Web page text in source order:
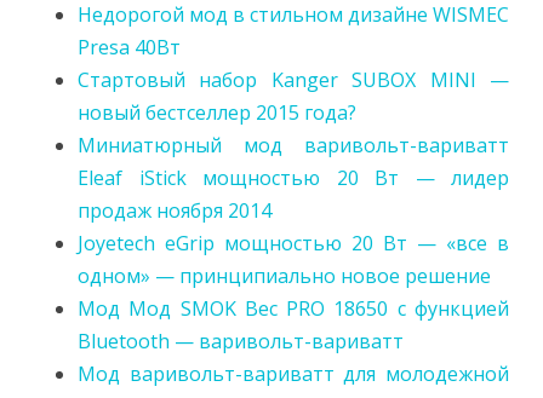
Недорогой мод в стильном дизайне WISMEC
Presa 40Вт
Стартовый набор Kanger SUBOX MINI —
новый бестселлер 2015 года?
Миниатюрный мод варивольт-вариватт
Eleaf iStick мощностью 20 Вт — лидер
продаж ноября 2014
Joyetech eGrip мощностью 20 Вт — «все в
одном» — принципиально новое решение
Мод Мод SMOK Bec PRO 18650 с функцией
Bluetooth — варивольт-вариватт
Мод варивольт-вариватт для молодежной